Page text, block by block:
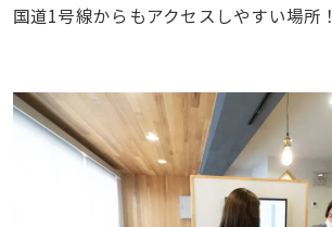
国道1号線からもアクセスしやすい場所！